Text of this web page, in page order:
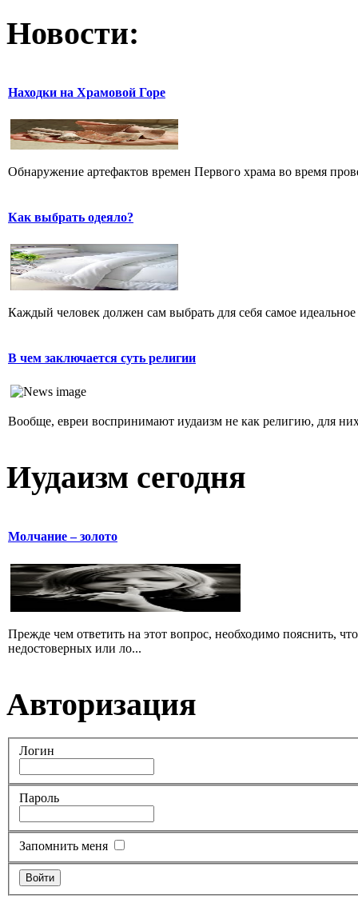
Новости:
Находки на Храмовой Горе
Обнаружение артефактов времен Первого храма во время
Как выбрать одеяло?
Каждый человек должен сам выбрать для себя самое
В чем заключается суть религии
Вообще, евреи воспринимают иудаизм не как религию, для
Иудаизм сегодня
Молчание – золото
Прежде чем ответить на этот вопрос, необходимо пояснить,
недостоверных или ло...
Авторизация
Логин
Пароль
Запомнить меня